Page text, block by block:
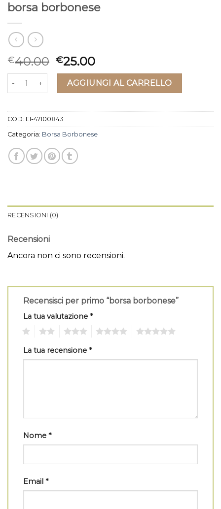
borsa borbonese
€40.00 €25.00
borsa borbonese quantitàAGGIUNGI AL CARRELLO
COD: EI-47100843
Categoria: Borsa Borbonese
RECENSIONI (0)
Recensioni
Ancora non ci sono recensioni.
Recensisci per primo “borsa borbonese”
La tua valutazione *
La tua recensione *
Nome *
Email *